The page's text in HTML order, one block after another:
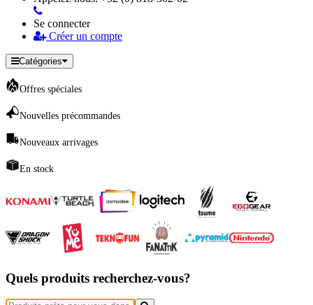
Se connecter
Créer un compte
Catégories
Offres spéciales
Nouvelles précommandes
Nouveaux arrivages
En stock
Quels produits recherchez-vous?